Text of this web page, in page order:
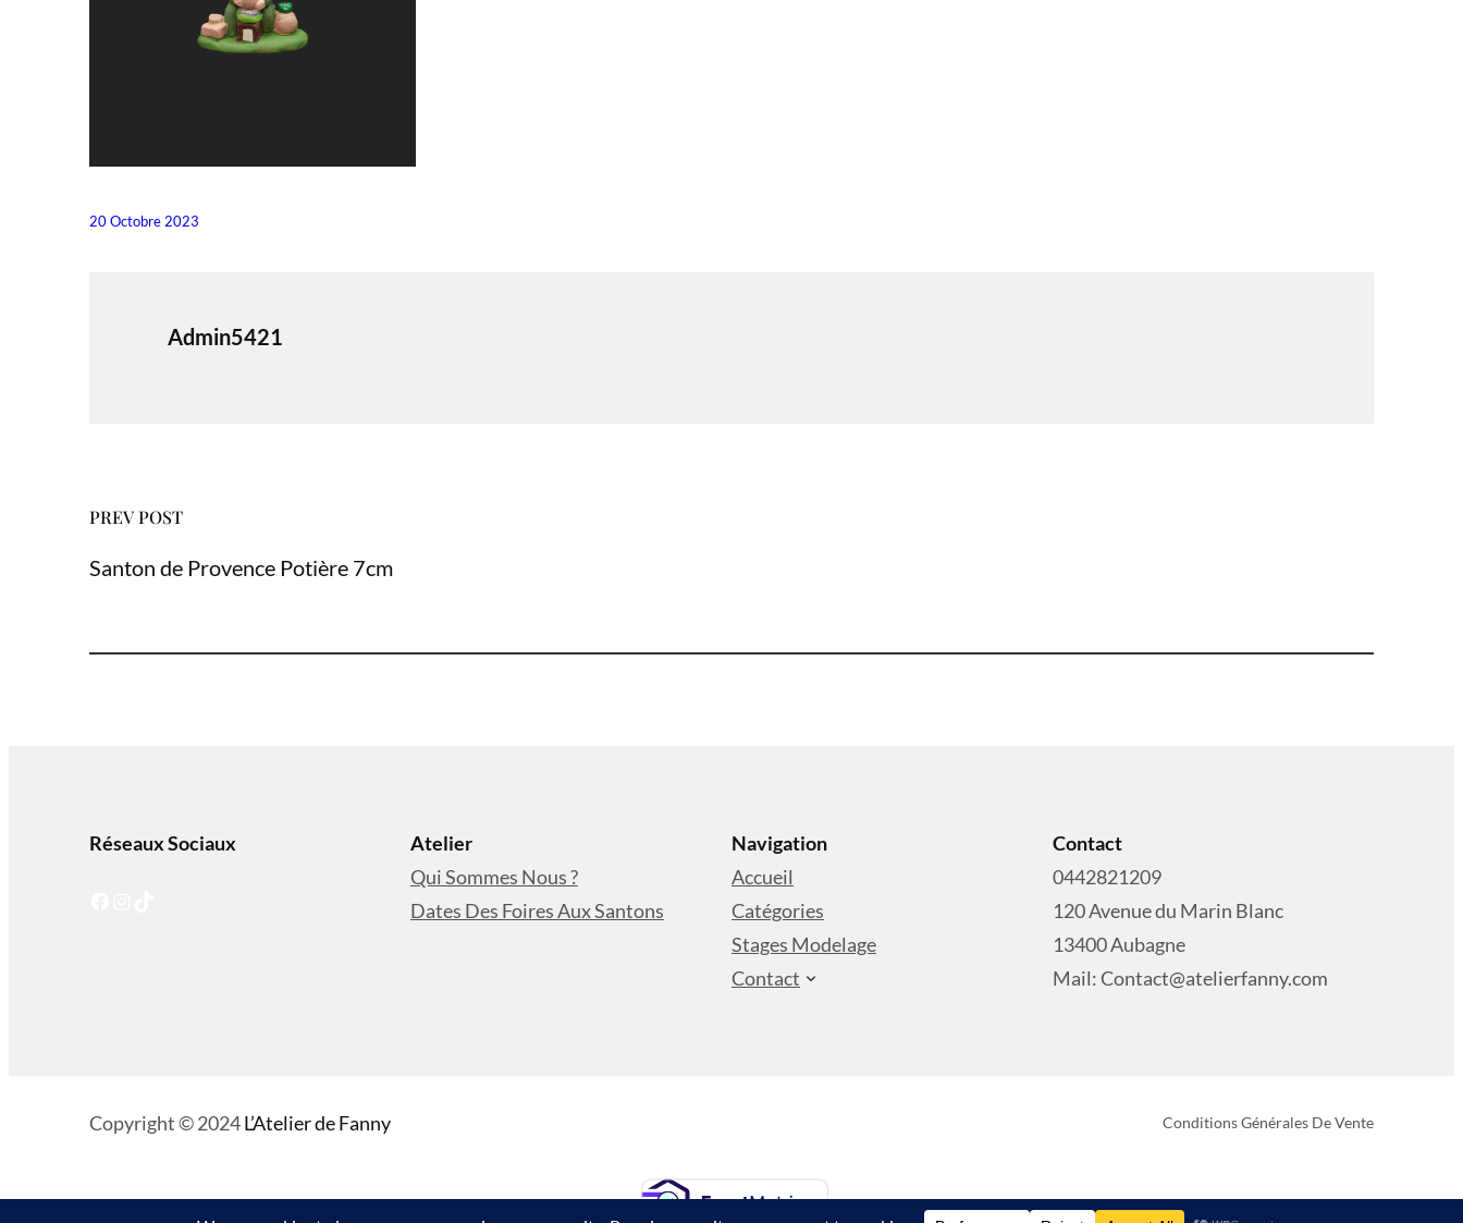
20 Octobre 2023
Admin5421
PREV POST
Santon de Provence Potière 7cm
Réseaux Sociaux
Atelier
Qui Sommes Nous ?
Dates Des Foires Aux Santons
Navigation
Accueil
Catégories
Stages Modelage
Contact
Contact
0442821209
120 Avenue du Marin Blanc
13400 Aubagne
Mail: Contact@atelierfanny.com
Copyright © 2024L’Atelier de Fanny Conditions Générales De Vente